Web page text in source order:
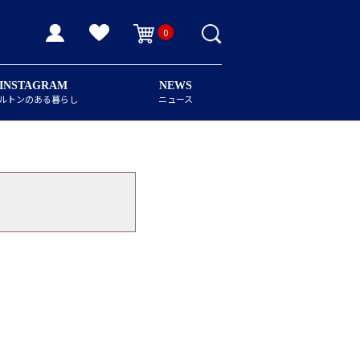
0
INSTAGRAM
トンのある暮らし
NEWS
ニュース